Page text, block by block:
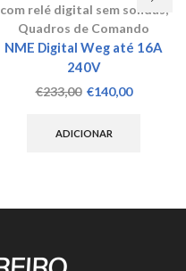
com relé digital sem sondas,
Quadros de Comando
NME Digital Weg até 16A
240V
€233,00 O
original
€140,00O
ADICIONAR